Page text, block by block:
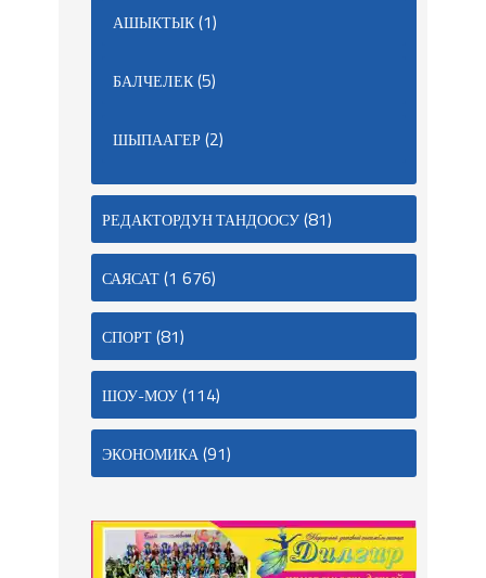
АШЫКТЫК(1)
БАЛЧЕЛЕК(5)
ШЫПААГЕР(2)
РЕДАКТОРДУН ТАНДООСУ(81)
САЯСАТ(1 676)
СПОРТ(81)
ШОУ-МОУ(114)
ЭКОНОМИКА(91)